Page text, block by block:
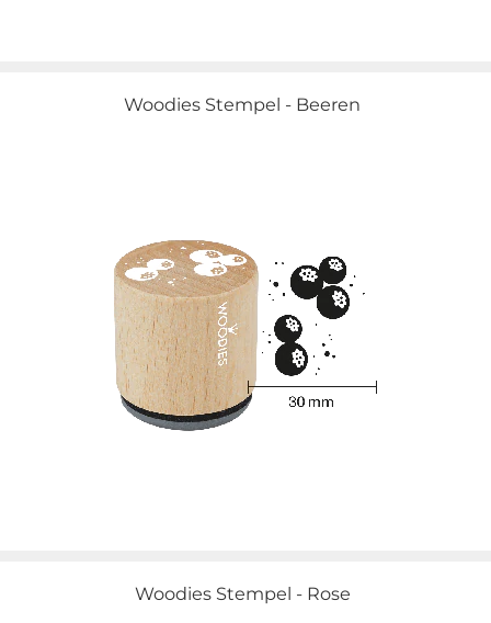
Woodies Stempel - Beeren
Woodies Stempel - Rose